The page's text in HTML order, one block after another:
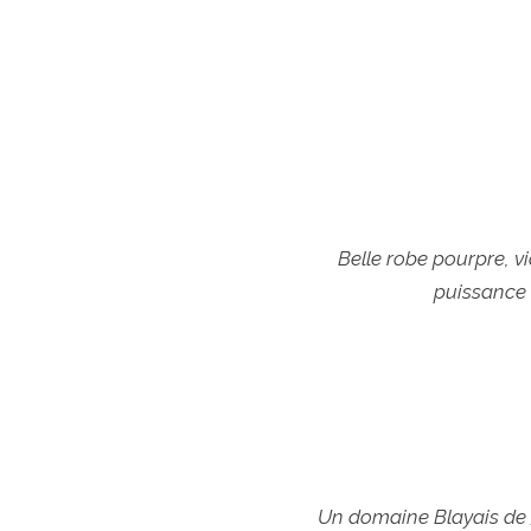
Belle robe pourpre,
puissance
Un domaine Blayais